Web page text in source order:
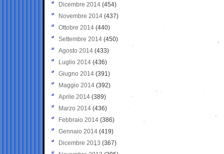
Dicembre 2014 (454)
Novembre 2014 (437)
Ottobre 2014 (440)
Settembre 2014 (450)
Agosto 2014 (433)
Luglio 2014 (436)
Giugno 2014 (391)
Maggio 2014 (392)
Aprile 2014 (389)
Marzo 2014 (436)
Febbraio 2014 (386)
Gennaio 2014 (419)
Dicembre 2013 (367)